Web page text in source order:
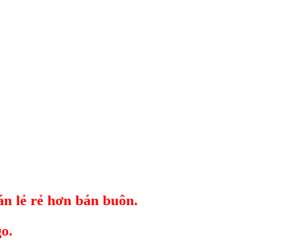
lẻ rẻ hơn bán buôn.